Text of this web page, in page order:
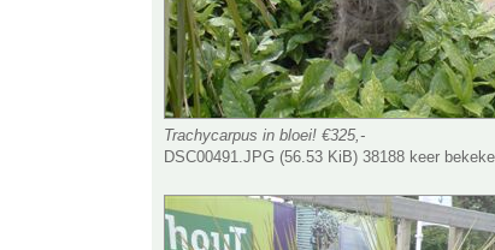
Trachycarpus in bloei! €325,-
DSC00491.JPG (56.53 KiB) 38188 keer